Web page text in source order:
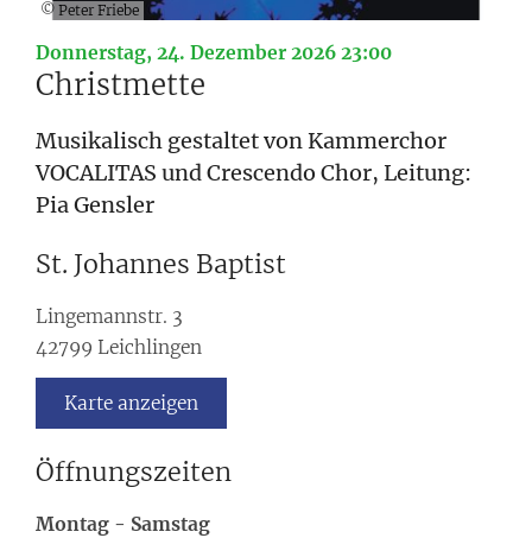
© Peter Friebe
Donnerstag, 24. Dezember 2026 23:00:
Christmette
Musikalisch gestaltet von Kammerchor
VOCALITAS und Crescendo Chor, Leitung:
Pia Gensler
St. Johannes Baptist
Lingemannstr. 3
42799 Leichlingen
Karte anzeigen
Öffnungszeiten
Montag - Samstag